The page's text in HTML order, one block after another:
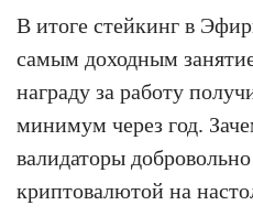
В итоге стейкинг в
самым доходным
награду за работу
минимум через год.
валидаторы
криптовалютой на